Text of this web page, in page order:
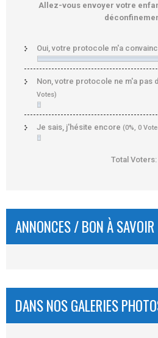
Allez-vous envoyer votre
Oui, votre protocole m'a
Non, votre protocole ne m'a pas
Votes)
Je sais, j'hésite encore (0%, 0
Total Voters:
ANNONCES / BON À SAVOIR
DANS NOS GALERIES